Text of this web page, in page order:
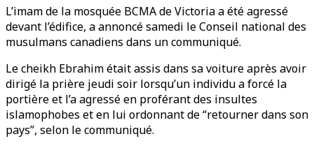
L’imam de la mosquée BCMA de Victoria a été agressé
devant l’édifice, a annoncé samedi le Conseil national des
musulmans canadiens dans un communiqué.
Le cheikh Ebrahim était assis dans sa voiture après avoir
dirigé la prière jeudi soir lorsqu’un individu a forcé la
portière et l’a agressé en proférant des insultes
islamophobes et en lui ordonnant de “retourner dans son
pays”, selon le communiqué.